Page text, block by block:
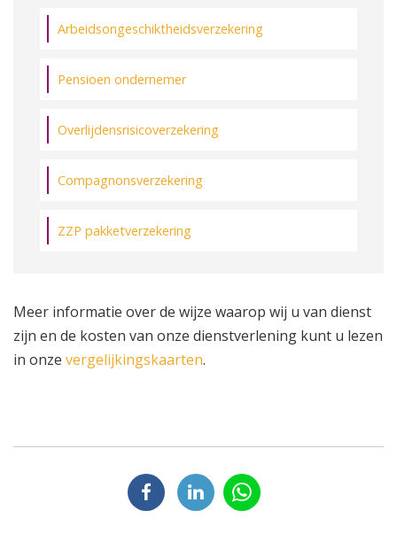
Arbeidsongeschiktheidsverzekering
Pensioen ondernemer
Overlijdensrisicoverzekering
Compagnonsverzekering
ZZP pakketverzekering
Meer informatie over de wijze waarop wij u van dienst
zijn en de kosten van onze dienstverlening kunt u lezen
in onze vergelijkingskaarten.